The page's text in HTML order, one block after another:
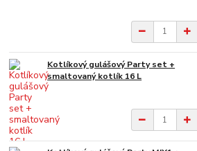
Kotlíkový gulášový Party set +
smaltovaný kotlík 16 L